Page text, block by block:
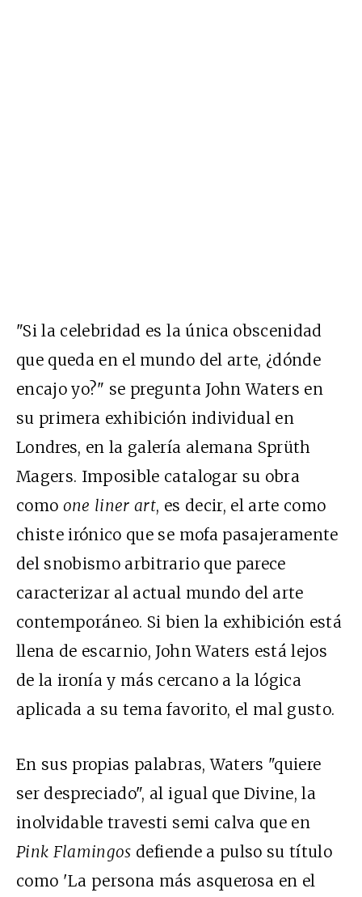
"Si la celebridad es la única obscenidad
que queda en el mundo del arte, ¿dónde
encajo yo?" se pregunta John Waters en
su primera exhibición individual en
Londres, en la galería alemana Sprüth
Magers. Imposible catalogar su obra
como one liner art, es decir, el arte como
chiste irónico que se mofa pasajeramente
del snobismo arbitrario que parece
caracterizar al actual mundo del arte
contemporáneo. Si bien la exhibición está
llena de escarnio, John Waters está lejos
de la ironía y más cercano a la lógica
aplicada a su tema favorito, el mal gusto.
En sus propias palabras, Waters "quiere
ser despreciado", al igual que Divine, la
inolvidable travesti semi calva que en
Pink Flamingos defiende a pulso su título
como 'La persona más asquerosa en el